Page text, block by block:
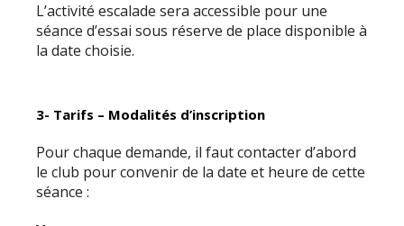
L’activité escalade sera accessible pour une
séance d’essai sous réserve de place disponible à
la date choisie.
3- Tarifs – Modalités d’inscription
Pour chaque demande, il faut contacter d’abord
le club pour convenir de la date et heure de cette
séance :